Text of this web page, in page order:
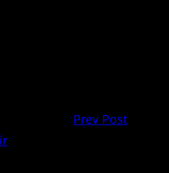
Prev Post